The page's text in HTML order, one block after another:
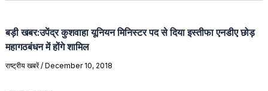
बड़ी खबर:उपेंद्र कुशवाहा यूनियन मिनिस्टर पद से दिया इस्तीफा एनडीए छोड़
महागठबंधन में होंगे शामिल
राष्ट्रीय खबरें/ December 10, 2018